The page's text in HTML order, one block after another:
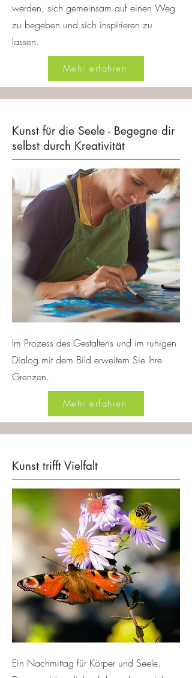
werden, sich gemeinsam auf einen Weg
zu begeben und sich inspirieren zu
lassen.
Mehr erfahren
Kunst für die Seele - Begegne dir
selbst durch Kreativität
Im Prozess des Gestaltens und im ruhigen
Dialog mit dem Bild erweitern Sie Ihre
Grenzen.
Mehr erfahren
Kunst trifft Vielfalt
Ein Nachmittag für Körper und Seele.